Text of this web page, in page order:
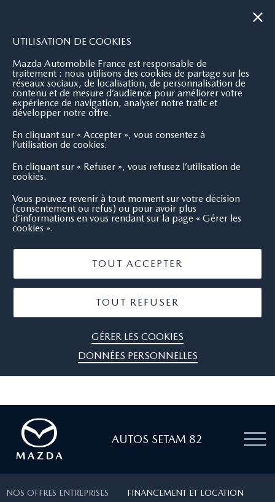
UTILISATION DE COOKIES
Mazda Automobile France est responsable de
traitement : nous utilisons des cookies de partage sur les
réseaux sociaux, de localisation, de personnalisation de
contenu et de mesure d’audience pour améliorer votre
expérience de navigation, analyser notre trafic et
développer notre offre.
En cliquant sur « Accepter », vous consentez à
l’utilisation de cookies.
En cliquant sur « Refuser », vous refusez l’utilisation de
cookies.
Vous pouvez revenir à tout moment sur votre décision
(consentement ou refus) ou pour avoir plus
d’informations en vous rendant sur la page « Gérer les
cookies ».
TOUT ACCEPTER
TOUT REFUSER
GÉRER LES COOKIES
DONNÉES PERSONNELLES
AUTOS SETAM 82
NOS OFFRES ENTREPRISES FINANCEMENT ET LOCATION